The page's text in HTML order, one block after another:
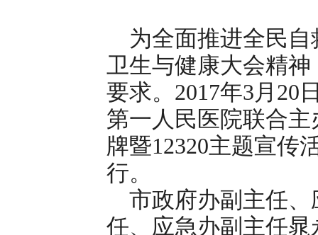
为全面推进全民自
卫生与健康大会精
要求。2017年3月20
第一人民医院联合
牌暨12320主题宣传
行。
市政府办副主任、
任、应急办副主任